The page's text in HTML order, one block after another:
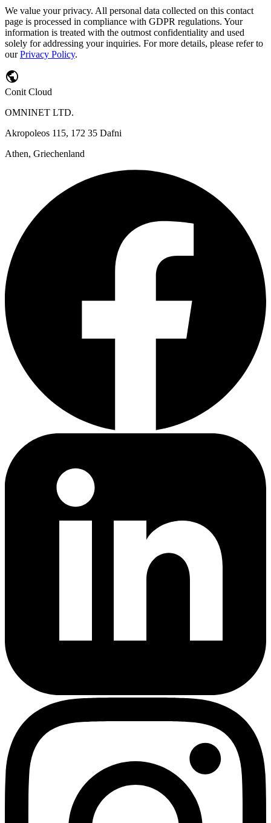
We value your privacy. All personal data collected on this contact
page is processed in compliance with GDPR regulations. Your
information is treated with the outmost confidentiality and used
solely for addressing your inquiries. For more details, please refer to
ourPrivacy Policy.
public
Conit Cloud
OMNINET LTD.
Akropoleos 115, 172 35 Dafni
Athen, Griechenland